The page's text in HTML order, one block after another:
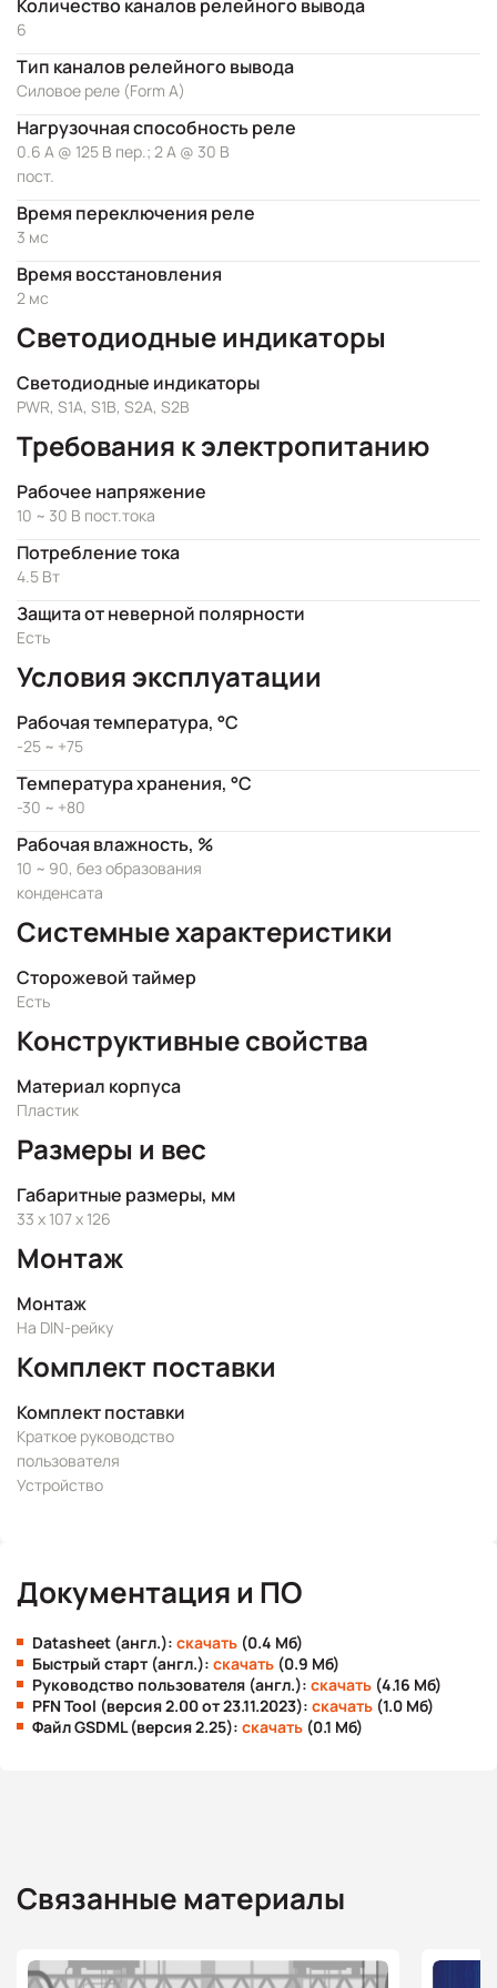
Количество каналов релейного вывода
6
Тип каналов релейного вывода
Силовое реле (Form A)
Нагрузочная способность реле
0.6 А @ 125 В пер.; 2 А @ 30 В
пост.
Время переключения реле
3 мс
Время восстановления
2 мс
Светодиодные индикаторы
Светодиодные индикаторы
PWR, S1A, S1B, S2A, S2B
Требования к электропитанию
Рабочее напряжение
10 ~ 30 В пост.тока
Потребление тока
4.5 Вт
Защита от неверной полярности
Есть
Условия эксплуатации
Рабочая температура, °C
-25 ~ +75
Температура хранения, °C
-30 ~ +80
Рабочая влажность, %
10 ~ 90, без образования
конденсата
Системные характеристики
Сторожевой таймер
Есть
Конструктивные свойства
Материал корпуса
Пластик
Размеры и вес
Габаритные размеры, мм
33 x 107 x 126
Монтаж
Монтаж
На DIN-рейку
Комплект поставки
Комплект поставки
Краткое руководство
пользователя
Устройство
Документация и ПО
Datasheet (англ.): скачать (0.4 Мб)
Быстрый старт (англ.): скачать (0.9 Мб)
Руководство пользователя (англ.): скачать (4.16 Мб)
PFN Tool (версия 2.00 от 23.11.2023): скачать (1.0 Мб)
Файл GSDML (версия 2.25): скачать (0.1 Мб)
Связанные материалы